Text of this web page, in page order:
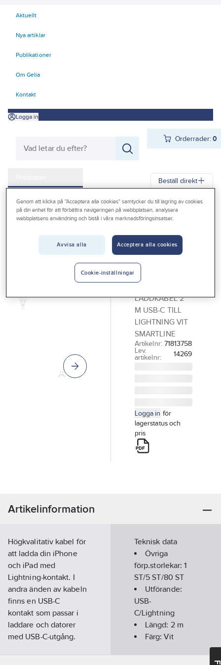
Aktuellt
Nya artiklar
Publikationer
Om Gelia
Kontakt
Logga in
Orderrader:0
Outlet
Vanliga frågor
Beställ direkt
Gelia Produkter Vitvaror & Hemelektronik
Hemelektronik
Mobiltillbehör
Kablar & laddare Laddkablar
SMARTLINE
Laddkabel,
Lightning
LADDKABEL 2
M USB-C TILL
LIGHTNING VIT
SMARTLINE
Artikelnr: 71813758
Lev.
artikelnr:
14269
Logga in för
lagerstatus och
pris
Artikelinformation
Högkvalitativ kabel för
att ladda din iPhone
och iPad med
Lightning-kontakt. I
andra änden av kabeln
finns en USB-C
kontakt som passar i
laddare och datorer
med USB-C-utgång.
Teknisk data
Övriga
förp.storlekar:1
ST/5 ST/80 ST
Utförande:
USB-
C/Lightning
Längd: 2m
Färg:Vit
Genom att klicka på "Acceptera alla cookies" samtycker du till lagring av cookies
på din enhet för att förbättra navigeringen på webbplatsen, analysera
webbplatsens användning och bistå i våra marknadsföringsinsatser.
Avvisa alla Acceptera alla cookies
Cookie-inställningar